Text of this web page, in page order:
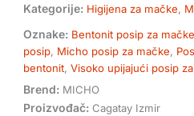
Kategorije: Higijena za mačke,
Oznake: Bentonit posip za mačke
posip, Micho posip za mačke,
bentonit,Visoko upijajući posip
Brend: MICHO
Proizvođač: Cagatay Izmir